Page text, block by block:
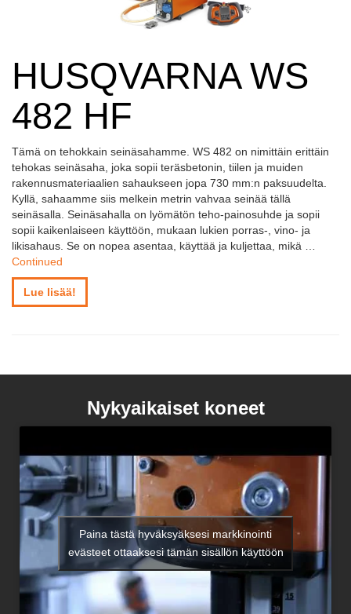
HUSQVARNA WS
482 HF
Tämä on tehokkain seinäsahamme. WS 482 on nimittäin erittäin
tehokas seinäsaha, joka sopii teräsbetonin, tiilen ja muiden
rakennusmateriaalien sahaukseen jopa 730 mm:n paksuudelta.
Kyllä, sahaamme siis melkein metrin vahvaa seinää tällä
seinäsalla. Seinäsahalla on lyömätön teho-painosuhde ja sopii
sopii kaikenlaiseen käyttöön, mukaan lukien porras-, vino- ja
likisahaus. Se on nopea asentaa, käyttää ja kuljettaa, mikä …
Continued
Lue lisää!
Nykyaikaiset koneet
Paina tästä hyväksyäksesi markkinointi
evästeet ottaaksesi tämän sisällön käyttöön